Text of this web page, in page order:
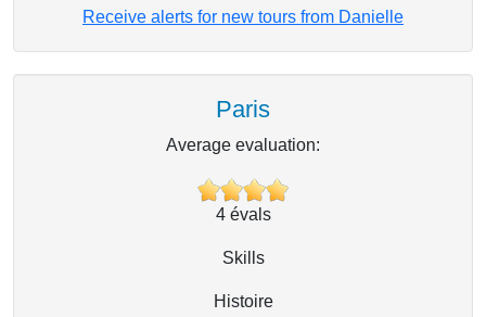
Receive alerts for new tours from Danielle
Paris
Average evaluation:
4évals
Skills
Histoire